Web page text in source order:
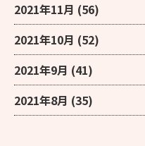
2021年11月 (56)
2021年10月 (52)
2021年9月 (41)
2021年8月 (35)